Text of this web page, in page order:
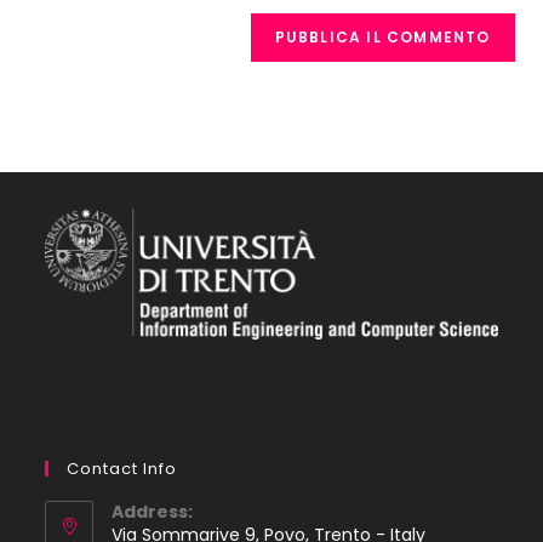
Contact Info
Address:
Via Sommarive 9, Povo, Trento - Italy